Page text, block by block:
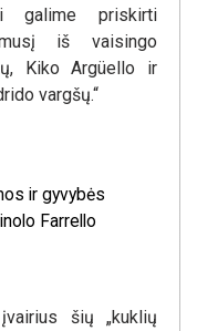
galime priskirti
iš vaisingo
Kiko Argüello ir
vargšų.“
ir gyvybės
Farrello
šių „kuklių